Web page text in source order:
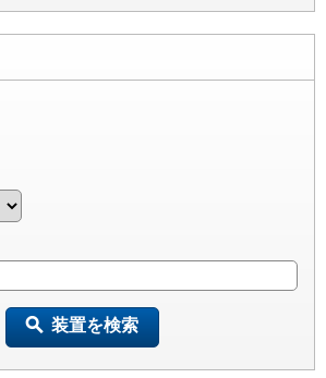
装置を検索